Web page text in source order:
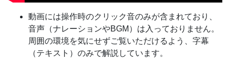
動画には操作時のクリック音のみが含まれており、
音声（ナレーションやBGM）は入っておりません。
周囲の環境を気にせずご覧いただけるよう、字幕
（テキスト）のみで解説しています。